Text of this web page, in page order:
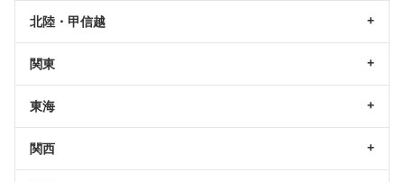
北陸・甲信越
関東
東海
関西